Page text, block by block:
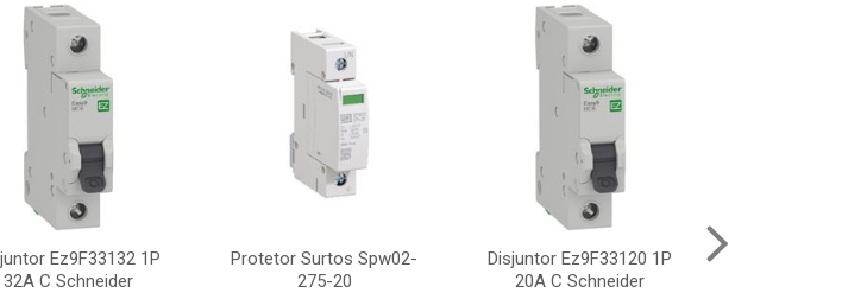
Ez9F33132 1P
32A C Schneider
Protetor Surtos Spw02-
275-20
Disjuntor Ez9F33120 1P
20A C Schneider